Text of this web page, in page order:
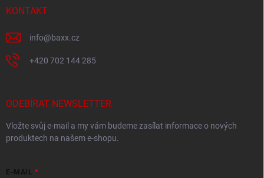
KONTAKT
info@baxx.cz
+420 702 144 285
ODEBÍRAT NEWSLETTER
Vložte svůj e-mail a my vám budeme zasílat informace o nových
produktech na našem e-shopu.
E-MAIL